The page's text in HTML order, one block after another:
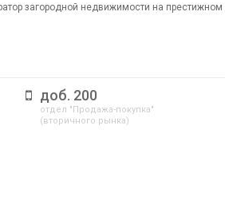
загородной недвижимости на престижном
доб. 200
отдел "Продажа-покупка"
(вторичного рынка)